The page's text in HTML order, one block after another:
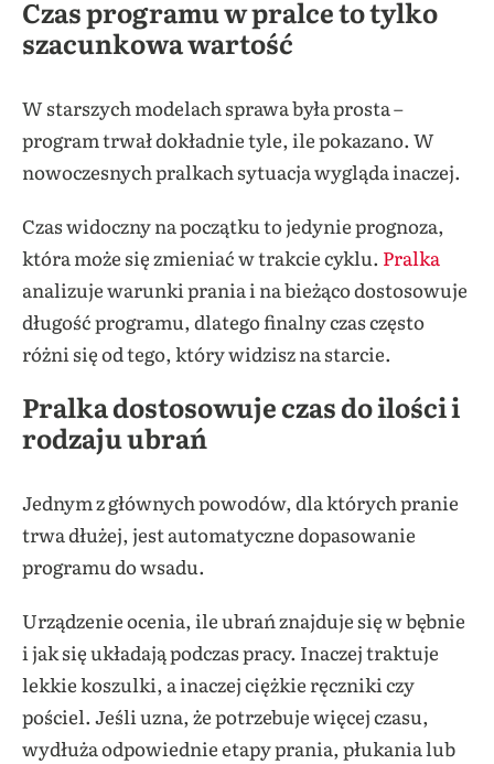
Czas programu w pralce to tylko
szacunkowa wartość
W starszych modelach sprawa była prosta –
program trwał dokładnie tyle, ile pokazano. W
nowoczesnych pralkach sytuacja wygląda inaczej.
Czas widoczny na początku to jedynie prognoza,
która może się zmieniać w trakcie cyklu. Pralka
analizuje warunki prania i na bieżąco dostosowuje
długość programu, dlatego finalny czas często
różni się od tego, który widzisz na starcie.
Pralka dostosowuje czas do ilości i
rodzaju ubrań
Jednym z głównych powodów, dla których pranie
trwa dłużej, jest automatyczne dopasowanie
programu do wsadu.
Urządzenie ocenia, ile ubrań znajduje się w bębnie
i jak się układają podczas pracy. Inaczej traktuje
lekkie koszulki, a inaczej ciężkie ręczniki czy
pościel. Jeśli uzna, że potrzebuje więcej czasu,
wydłuża odpowiednie etapy prania, płukania lub